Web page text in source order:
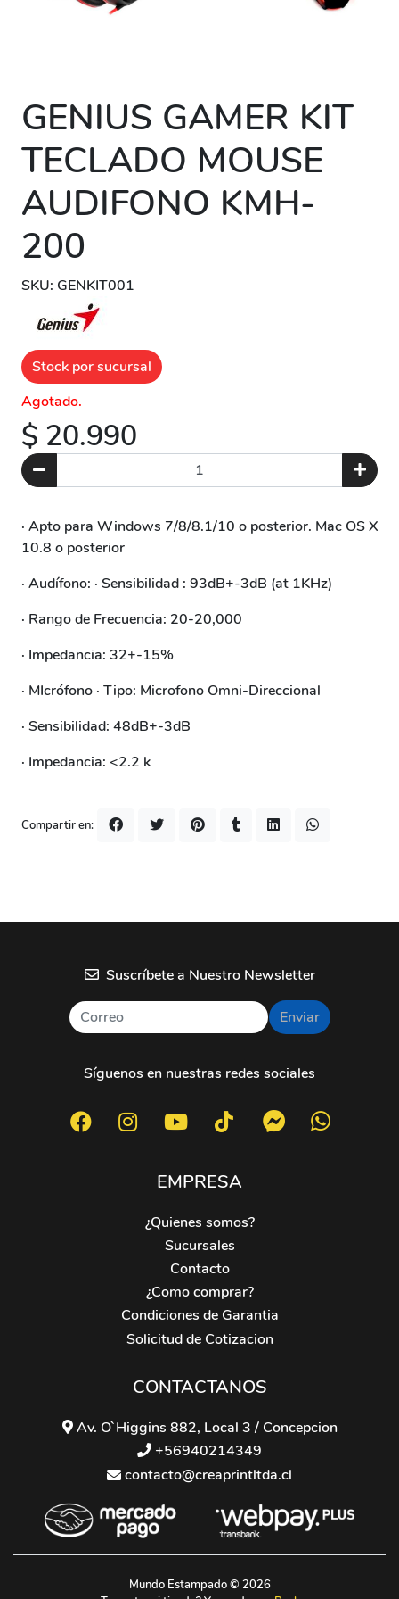
GENIUS GAMER KIT
TECLADO MOUSE
AUDIFONO KMH-
200
SKU: GENKIT001
Stock por sucursal
Agotado.
$ 20.990
· Apto para Windows 7/8/8.1/10 o posterior. Mac OS X
10.8 o posterior
· Audífono: · Sensibilidad : 93dB+-3dB (at 1KHz)
· Rango de Frecuencia: 20-20,000
· Impedancia: 32+-15%
· MIcrófono · Tipo: Microfono Omni-Direccional
· Sensibilidad: 48dB+-3dB
· Impedancia: <2.2 k
Compartir en:
Suscríbete a Nuestro Newsletter
Enviar
Síguenos en nuestras redes sociales
EMPRESA
¿Quienes somos?
Sucursales
Contacto
¿Como comprar?
Condiciones de Garantia
Solicitud de Cotizacion
CONTACTANOS
Av. O`Higgins 882, Local 3 / Concepcion
+56940214349
contacto@creaprintltda.cl
Mundo Estampado © 2026